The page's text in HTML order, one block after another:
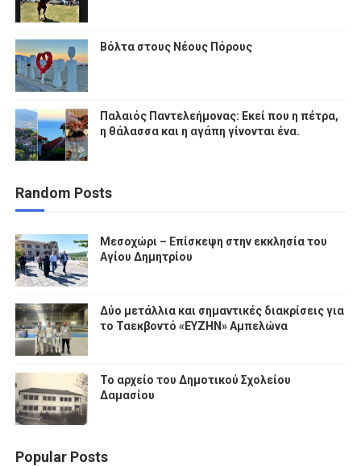
Βόλτα στους Νέους Πόρους
Παλαιός Παντελεήμονας: Εκεί που η πέτρα,
η θάλασσα και η αγάπη γίνονται ένα.
Random Posts
Μεσοχώρι – Επίσκεψη στην εκκλησία του
Αγίου Δημητρίου
Δύο μετάλλια και σημαντικές διακρίσεις για
το Ταεκβοντό «ΕΥΖΗΝ» Αμπελώνα
Το αρχείο του Δημοτικού Σχολείου
Δαμασίου
Popular Posts